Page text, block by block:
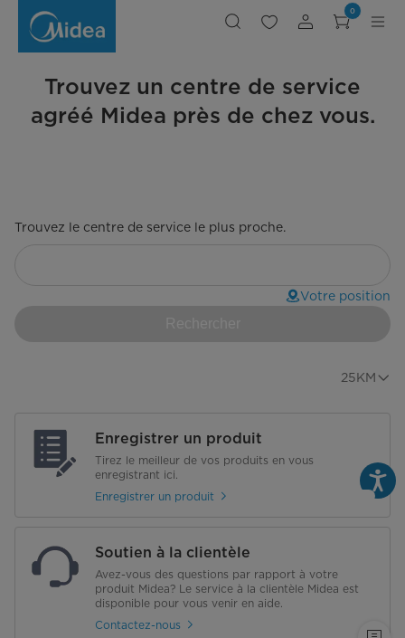
0
Trouvez un centre de service
agréé Midea près de chez vous.
Trouvez le centre de service le plus proche.
Votre position
25KM
Enregistrer un produit
Tirez le meilleur de vos produits en vous
enregistrant ici.
Enregistrer un produit
Soutien à la clientèle
Avez-vous des questions par rapport à votre
produit Midea? Le service à la clientèle Midea est
disponible pour vous venir en aide.
Contactez-nous